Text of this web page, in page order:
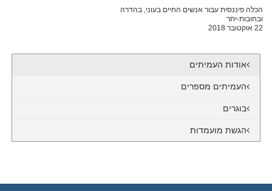
הכלה פיננסית עבור אנשים החיים בעוני, בהדרה
ובחובות-יתר
22 אוקטובר 2018
אודות העמיתים
העמיתים מספרים
בוגרים
הגשת מועמדות